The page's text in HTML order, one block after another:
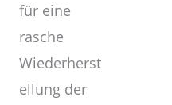
für eine
rasche
Wiederherst
ellung der